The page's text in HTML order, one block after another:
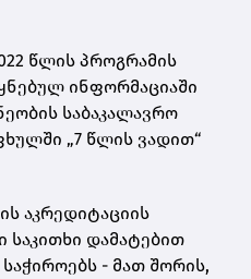
წლის პროგრამის
ინფორმაციაში
საბაკალავრო
„7 წლის ვადით“
აკრედიტაციის
საკითხი დამატებით
- მათ შორის,